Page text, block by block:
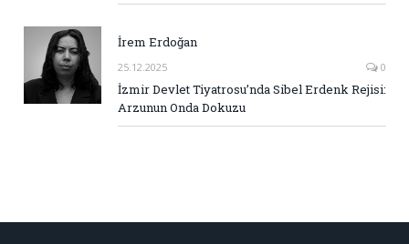
İrem Erdoğan
25.12.2025 0
İzmir Devlet Tiyatrosu’nda Sibel Erdenk Rejisi:
Arzunun Onda Dokuzu